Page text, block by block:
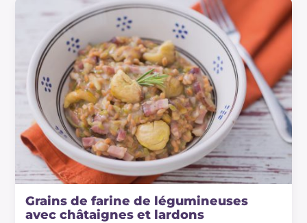
Grains de farine de légumineuses
avec châtaignes et lardons